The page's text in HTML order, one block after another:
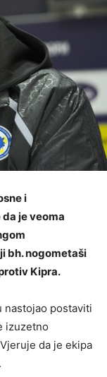
i
je veoma
bh. nogometaši
Kipra.
nastojao postaviti
izuzetno
da je ekipa